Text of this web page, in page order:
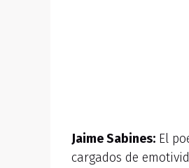
Jaime Sabines: El
cargados de